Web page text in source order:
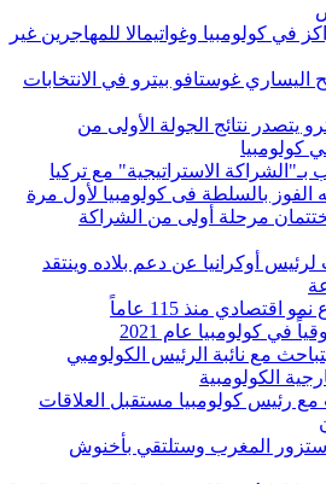
في كولومبيا وغواتيمالا للمهاجرين غير
اليساري غوستافو بيترو في الانتخابات
يتصدر نتائج الجولة الأولى من
كولومبيا
الاستراتيجية" مع تركيا
الفوز بالسلطة فى كولومبيا لأول مرة
تختتمان مرحلة أولى من الشراكة
أوكرانيا عن دعم بلاده وينتقد
منذ 115 عاماً
مع نائبة الرئيس الكولومبي
الكولومبية
رئيس كولومبيا مستقبل العلاقات
ستزور المغرب وستلتقي بأخنوش